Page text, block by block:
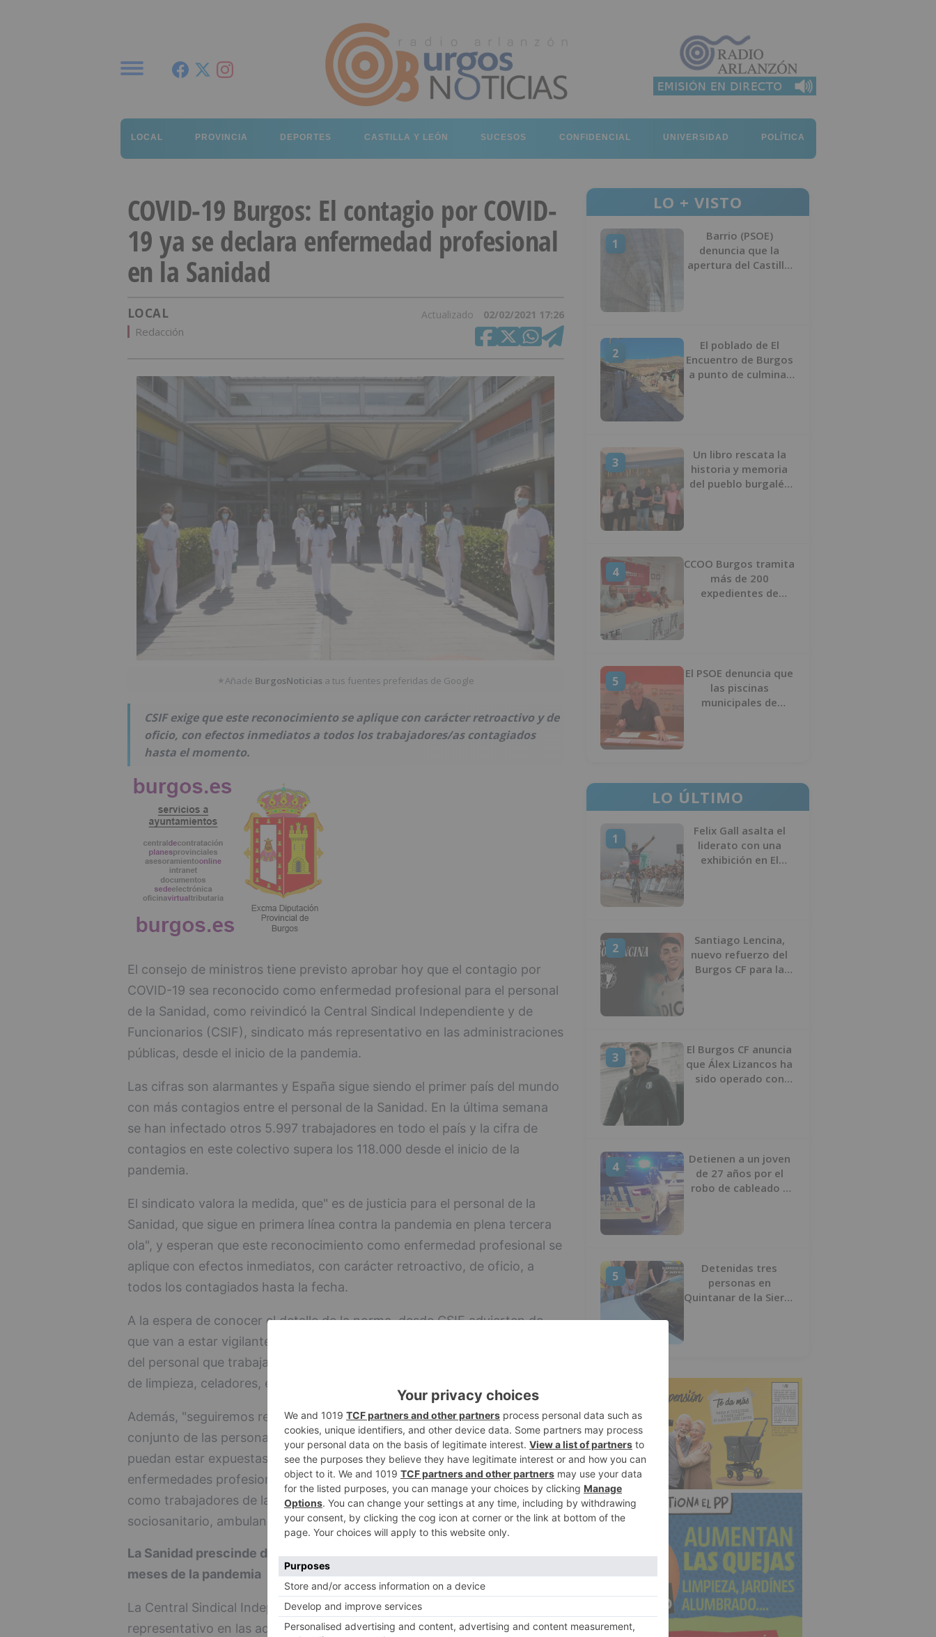
LOCAL PROVINCIA DEPORTES CASTILLA Y LEÓN SUCESOS CONFIDENCIAL UNIVERSIDAD POLÍTICA
COVID-19 Burgos: El contagio por COVID-
19 ya se declara enfermedad profesional
en la Sanidad
LOCAL Actualizado 02/02/2021 17:26
Redacción
★Añade BurgosNoticias a tus fuentes preferidas de Google
CSIF exige que este reconocimiento se aplique con carácter retroactivo y de
oficio, con efectos inmediatos a todos los trabajadores/as contagiados
hasta el momento.
El consejo de ministros tiene previsto aprobar hoy que el contagio por
COVID-19 sea reconocido como enfermedad profesional para el personal
de la Sanidad, como reivindicó la Central Sindical Independiente y de
Funcionarios (CSIF), sindicato más representativo en las administraciones
públicas, desde el inicio de la pandemia.
Las cifras son alarmantes y España sigue siendo el primer país del mundo
con más contagios entre el personal de la Sanidad. En la última semana
se han infectado otros 5.997 trabajadores en todo el país y la cifra de
contagios en este colectivo supera los 118.000 desde el inicio de la
pandemia.
El sindicato valora la medida, que" es de justicia para el personal de la
Sanidad, que sigue en primera línea contra la pandemia en plena tercera
ola", y esperan que este reconocimiento como enfermedad profesional se
aplique con efectos inmediatos, con carácter retroactivo, de oficio, a
todos los contagiados hasta la fecha.
A la espera de conocer el detalle de la norma, desde CSIF advierten de
que van a estar vigilantes para que esta medida se reconozca al conjunto
del personal que trabaja en la Sanidad, incluido personal administrativo,
de limpieza, celadores, entre otros.
Además, "seguiremos reivindicando que este reconocimiento se amplíe al
conjunto de las personas trabajadoras que por su actividad laboral
puedan estar expuestas al virus", tal y como marca el Real Decreto sobre
enfermedades profesionales (personal expuesto a agentes biológicos),
como trabajadores de laboratorios, clínicas dentales, personal
sociosanitario, ambulancias o centros penitenciarios.
La Sanidad prescinde de 9.547 empleos en enero, uno de los peores
meses de la pandemia
La Central Sindical Independiente y de Funcionarios (CSIF), sindicato más
representativo en las administraciones públicas y con presencia creciente
LO + VISTO
1
Barrio (PSOE)
denuncia que la
apertura del Castillo
2
El poblado de El
Encuentro de Burgos
a punto de culminar
3
Un libro rescata la
historia y memoria
del pueblo burgalés
4
CCOO Burgos tramita
más de 200
expedientes de
5
El PSOE denuncia que
las piscinas
municipales de
LO ÚLTIMO
1
Felix Gall asalta el
liderato con una
exhibición en El
2
Santiago Lencina,
nuevo refuerzo del
Burgos CF para la
3
El Burgos CF anuncia
que Álex Lizancos ha
sido operado con
4
Detienen a un joven
de 27 años por el
robo de cableado y
5
Detenidas tres
personas en
Quintanar de la Sierra